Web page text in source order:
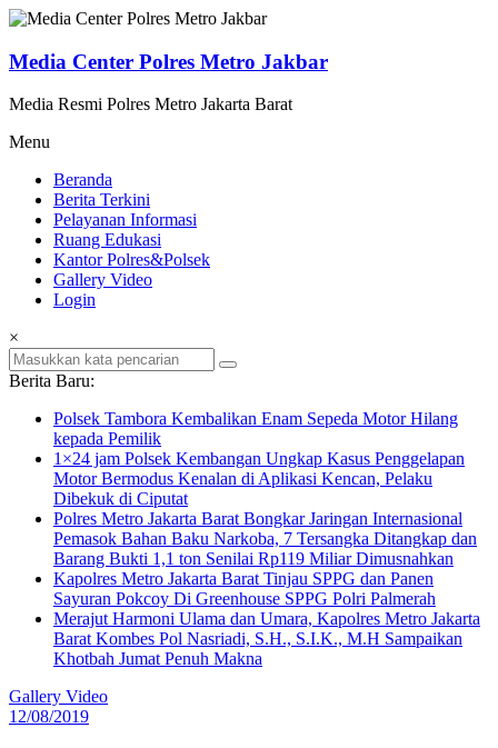
Lompat
konten
Media Center Polres Metro Jakbar
Media Resmi Polres Metro Jakarta Barat
Menu
Beranda
Berita Terkini
Pelayanan Informasi
Ruang Edukasi
Kantor Polres&Polsek
Gallery Video
Login
×
Berita Baru:
Polsek Tambora Kembalikan Enam Sepeda Motor Hilang
kepada Pemilik
1×24 jam Polsek Kembangan Ungkap Kasus Penggelapan
Motor Bermodus Kenalan di Aplikasi Kencan, Pelaku
Dibekuk di Ciputat
Polres Metro Jakarta Barat Bongkar Jaringan Internasional
Pemasok Bahan Baku Narkoba, 7 Tersangka Ditangkap dan
Barang Bukti 1,1 ton Senilai Rp119 Miliar Dimusnahkan
Kapolres Metro Jakarta Barat Tinjau SPPG dan Panen
Sayuran Pokcoy Di Greenhouse SPPG Polri Palmerah
Merajut Harmoni Ulama dan Umara, Kapolres Metro Jakarta
Barat Kombes Pol Nasriadi, S.H., S.I.K., M.H Sampaikan
Khotbah Jumat Penuh Makna
Gallery Video
12/08/2019